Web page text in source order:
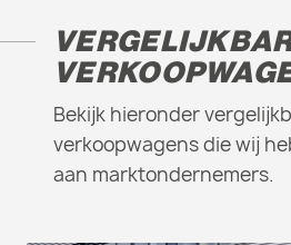
Bekijk hieronder
verkoopwagens die wij
aan marktondernemers.